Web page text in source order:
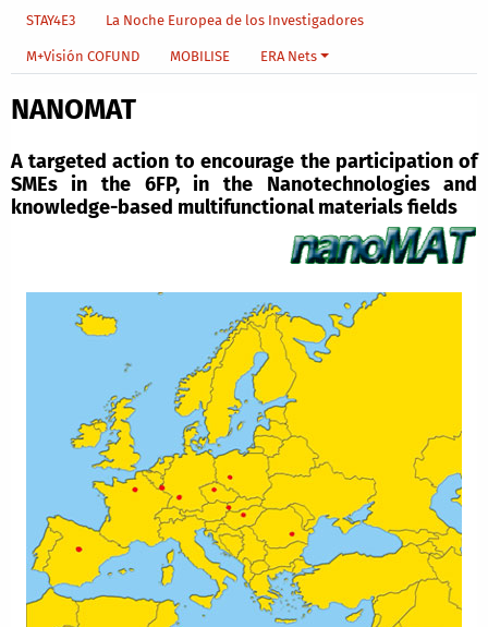
STAY4E3 La Noche Europea de los Investigadores
M+Visión COFUND MOBILISE ERA Nets
NANOMAT
A targeted action to encourage the participation of
SMEs in the 6FP, in the Nanotechnologies and
knowledge-based multifunctional materials fields